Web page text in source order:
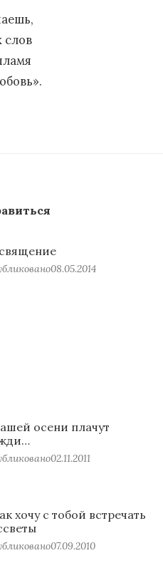
слов
08.05.2014
осени плачут
02.11.2011
хочу с тобой встречать
07.09.2010